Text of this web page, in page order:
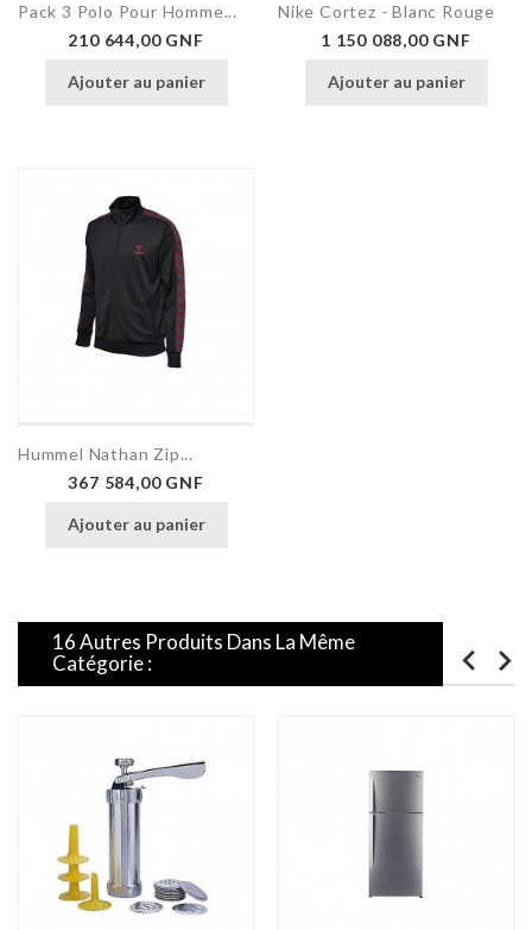
Pack 3 Polo Pour Homme...
Prix
210 644,00 GNF
Ajouter au panier
Nike Cortez - Blanc Rouge
Prix
1 150 088,00 GNF
Ajouter au panier
Hummel Nathan Zip...
Prix
367 584,00 GNF
Ajouter au panier
16 Autres Produits Dans La Même
Catégorie :